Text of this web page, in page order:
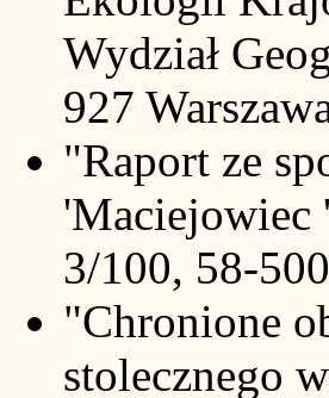
Wydział
927
"Raport ze
'Maciejowiec
3/100, 58-
"Chronione
stolecznego